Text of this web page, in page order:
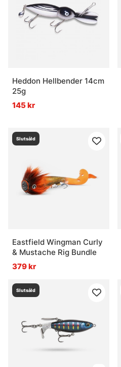
Heddon Hellbender 14cm
25g
145 kr
Slutsåld
Eastfield Wingman Curly
& Mustache Rig Bundle
379 kr
Slutsåld